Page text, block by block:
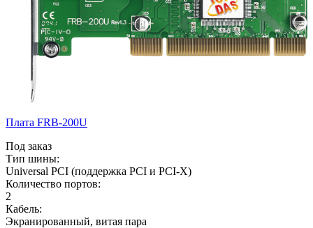
Плата FRB-200U
Под заказ
Тип шины:
Universal PCI (поддержка PCI и PCI-X)
Количество портов:
2
Кабель:
Экранированный, витая пара